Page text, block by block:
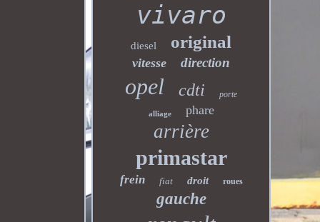
vivaro
diesel original
vitesse direction
opel cdti porte
alliage phare
arrière
primastar
frein fiat droit roues
gauche